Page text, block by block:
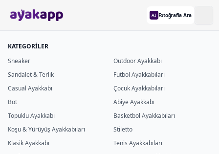
AI Fotoğrafla Ara
KATEGORİLER
Sneaker
Sandalet & Terlik
Casual Ayakkabı
Bot
Topuklu Ayakkabı
Koşu & Yürüyüş Ayakkabıları
Klasik Ayakkabı
Outdoor Ayakkabı
Futbol Ayakkabıları
Çocuk Ayakkabıları
Abiye Ayakkabı
Basketbol Ayakkabıları
Stiletto
Tenis Ayakkabıları